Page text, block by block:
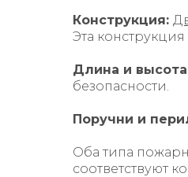
Конструкция:
Эта
Длина и
безопасности.
Поручни и
Оба типа
соответствуют